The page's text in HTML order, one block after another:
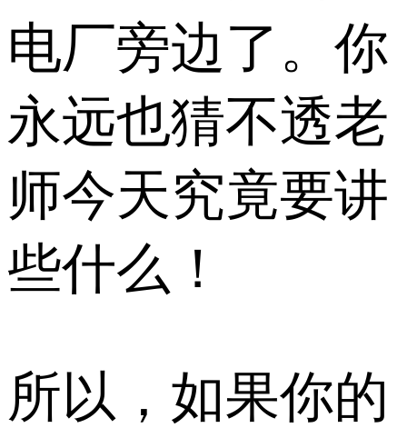
电厂旁边了。你
永远也猜不透老
师今天究竟要讲
些什么！
所以，如果你的